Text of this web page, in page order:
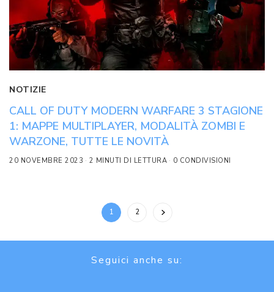
NOTIZIE
CALL OF DUTY MODERN WARFARE 3 STAGIONE
1: MAPPE MULTIPLAYER, MODALITÀ ZOMBI E
WARZONE, TUTTE LE NOVITÀ
20 NOVEMBRE 2023 2 MINUTI DI LETTURA 0 CONDIVISIONI
1 2
Seguici anche su: